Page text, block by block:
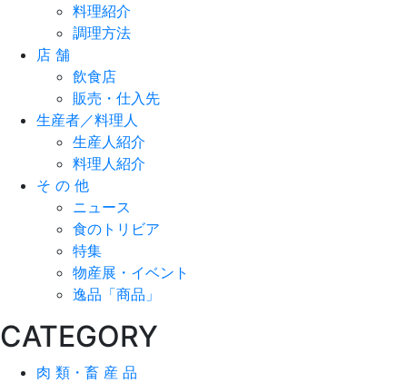
料理紹介
調理方法
店 舗
飲食店
販売・仕入先
生産者／料理人
生産人紹介
料理人紹介
そ の 他
ニュース
食のトリビア
特集
物産展・イベント
逸品「商品」
CATEGORY
肉 類・畜 産 品